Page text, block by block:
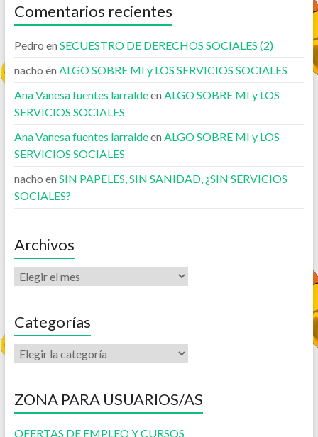
Comentarios recientes
Pedro en SECUESTRO DE DERECHOS SOCIALES (2)
nacho en ALGO SOBRE MI y LOS SERVICIOS SOCIALES
Ana Vanesa fuentes larraldeen ALGO SOBRE MI y LOS
SERVICIOS SOCIALES
Ana Vanesa fuentes larraldeen ALGO SOBRE MI y LOS
SERVICIOS SOCIALES
nacho en SIN PAPELES, SIN SANIDAD, ¿SIN SERVICIOS
SOCIALES?
Archivos
Categorías
ZONA PARA USUARIOS/AS
OFERTAS DE EMPLEO Y CURSOS